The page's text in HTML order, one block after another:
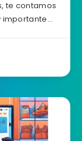
te contamos
importante…